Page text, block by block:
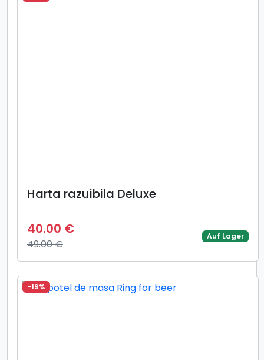
Harta razuibila Deluxe
40.00 €
49.00 €
Auf Lager
-19%